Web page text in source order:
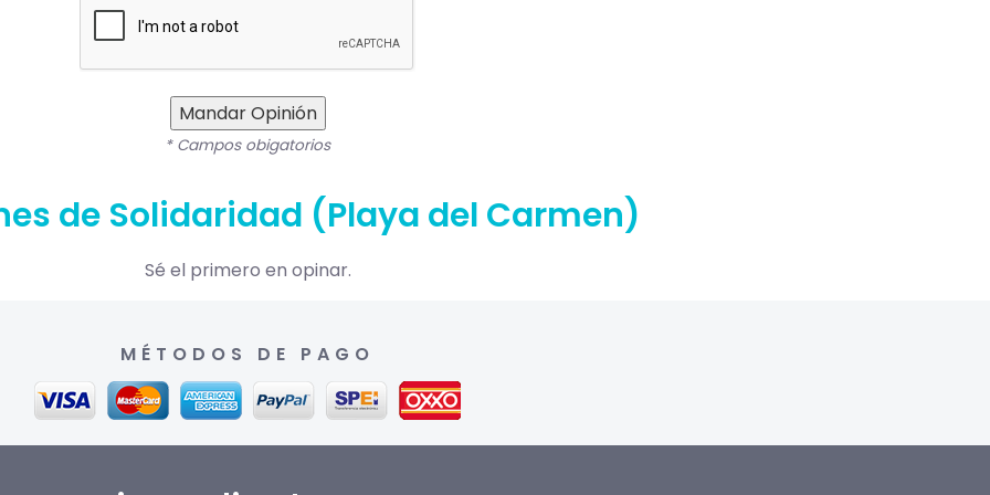
Mandar Opinión
* Campos obigatorios
de Solidaridad (Playa del Carmen)
Sé el primero en opinar.
MÉTODOS DE PAGO